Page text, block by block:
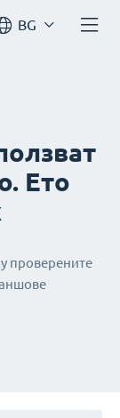
BG
Ето
проверените